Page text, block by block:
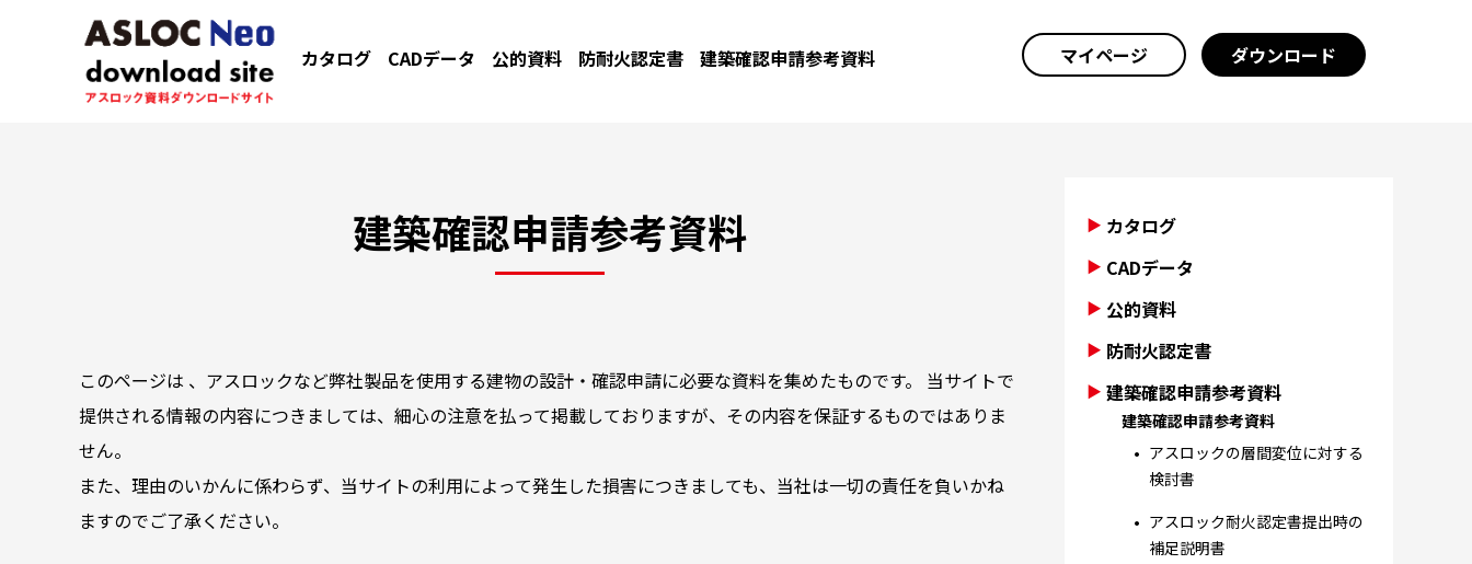
カタログ CADデータ 公的資料 防耐火認定書 建築確認申請参考資料 マイページ ダウンロード
建築確認申請参考資料
このページは 、アスロックなど弊社製品を使用する建物の設計・確認申請に必要な資料を集めたものです。 当サイトで
提供される情報の内容につきましては、細心の注意を払って掲載しておりますが、その内容を保証するものではありま
せん。
また、理由のいかんに係わらず、当サイトの利用によって発生した損害につきましても、当社は一切の責任を負いかね
ますのでご了承ください。
カタログ
CADデータ
公的資料
防耐火認定書
建築確認申請参考資料
建築確認申請参考資料
アスロックの層間変位に対する
検討書
アスロック耐火認定書提出時の
補足説明書